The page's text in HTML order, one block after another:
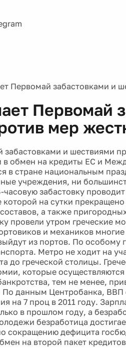
Первомай забастовками и
Первомай
мер
забастовками и шествиями
в обмен на кредиты ЕС и
в стране национальным
учреждения, ни
забастовку
которой на сутки
а также
провели утром греческие
и механиков
из портов. По особому
Метро не ходит на
до греческой столицы.
которые осуществляются
тем не менее,
По данным Центробанка, ВВП
на 7 проц в 2011 году.
в прошлом году, а
безработица
сокращению дефицита
на второй пакет